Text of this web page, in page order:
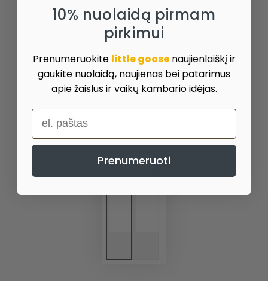
10% nuolaidą pirmam
pirkimui
Prenumeruokite little goosenaujienlaiškį ir
gaukite nuolaidą, naujienas bei patarimus
apie žaislus ir vaikų kambario idėjas.
el. paštas
Prenumeruoti